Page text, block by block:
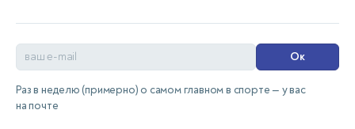
Ок
Раз в неделю (примерно) о самом главном в спорте — у вас
на почте